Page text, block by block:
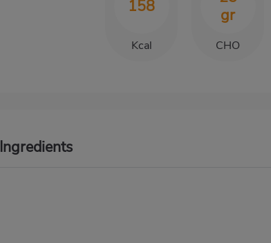
158
Kcal
gr
CHO
Ingredients